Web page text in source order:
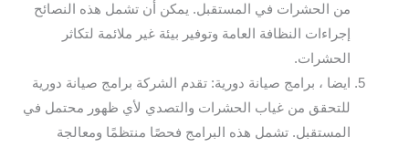
من الحشرات في المستقبل. يمكن أن تشمل هذه النصائح
إجراءات النظافة العامة وتوفير بيئة غير ملائمة لتكاثر
الحشرات.
ايضا ، برامج صيانة دورية: تقدم الشركة برامج صيانة دورية
للتحقق من غياب الحشرات والتصدي لأي ظهور محتمل في
المستقبل. تشمل هذه البرامج فحصًا منتظمًا ومعالجة